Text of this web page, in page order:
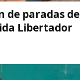
de paradas de
Libertador